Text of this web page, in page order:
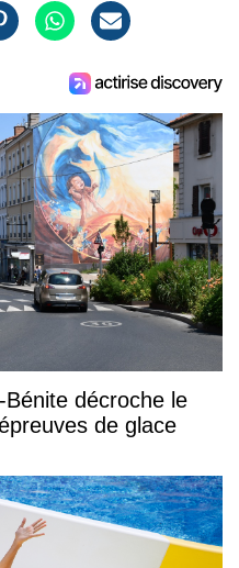
décroche le
de glace